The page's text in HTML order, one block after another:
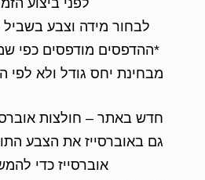
לפני ביצוע
לבחור מידה וצבע בשביל
*ההדפסים מודפסים כפי
מבחינת יחס גודל ולא לפי
חדש באתר – חולצות
גם באוברסייז את הצבע
אוברסייז כדי